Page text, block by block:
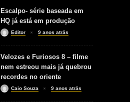
Escalpo- série baseada em
HQ já está em produção
Editor 9 anos atrás
Velozes e Furiosos 8 – filme
nem estreou mais já quebrou
recordes no oriente
Caio Souza 9 anos atrás